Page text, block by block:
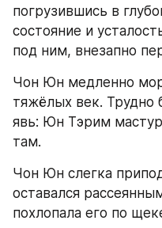
погрузившись в
состояние и
под ним, внезапно
Чон Юн медленно
тяжёлых век. Трудно
явь: Юн Тэрим
там.
Чон Юн слегка
оставался
похлопала его по